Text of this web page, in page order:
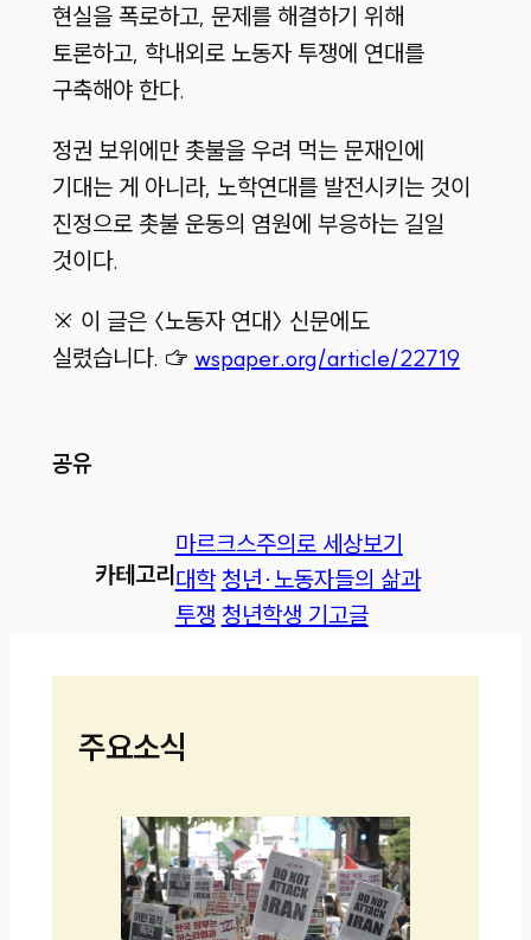
현실을 폭로하고, 문제를 해결하기 위해
토론하고, 학내외로 노동자 투쟁에 연대를
구축해야 한다.
정권 보위에만 촛불을 우려 먹는 문재인에
기대는 게 아니라, 노학연대를 발전시키는 것이
진정으로 촛불 운동의 염원에 부응하는 길일
것이다.
※ 이 글은 〈노동자 연대〉 신문에도
실렸습니다. ☞ wspaper.org/article/22719
공유
카테고리
마르크스주의로 세상보기
대학 청년·노동자들의 삶과
투쟁 청년학생 기고글
주요소식